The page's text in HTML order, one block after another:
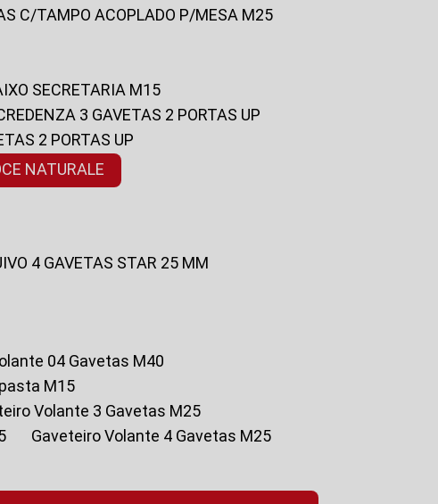
C/TAMPO ACOPLADO P/MESA M25
SECRETARIA M15
3 GAVETAS 2 PORTAS UP
2 PORTAS UP
NATURALE
4 GAVETAS STAR 25 MM
04 Gavetas M40
M15
Volante 3 Gavetas M25
Gaveteiro Volante 4 Gavetas M25